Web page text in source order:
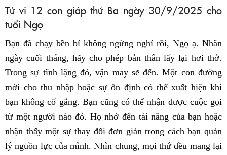
Tử vi 12 con giáp thứ Ba ngày 30/9/2025 cho
tuổi Ngọ
Bạn đã chạy bền bỉ không ngừng nghỉ rồi, Ngọ ạ. Nhân
ngày cuối tháng, hãy cho phép bản thân lấy lại hơi thở.
Trong sự tĩnh lặng đó, vận may sẽ đến. Một con đường
mới cho thu nhập hoặc sự ổn định có thể xuất hiện khi
bạn không cố gắng. Bạn cũng có thể nhận được cuộc gọi
từ một người nào đó. Họ nhớ đến tài năng của bạn hoặc
nhận thấy một sự thay đổi đơn giản trong cách bạn quản
lý nguồn lực của mình. Nhìn chung, mọi thứ đều mang lại